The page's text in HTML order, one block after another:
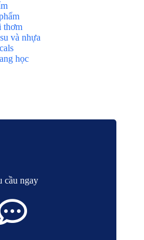
thơm
và nhựa
học
cầu ngay